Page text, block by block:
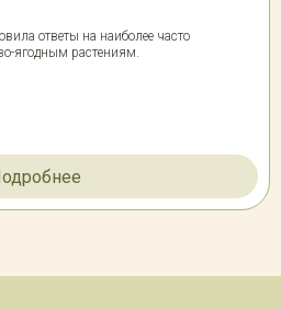
ответы на наиболее часто
ягодным растениям.